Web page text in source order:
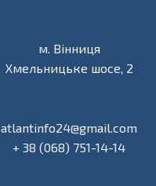
м. Вінниця
Хмельницьке шосе, 2
atlantinfo24@gmail.com
+ 38 (068) 751-14-14